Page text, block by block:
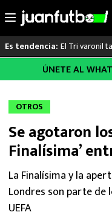
al
Es tendencia: El Tri varonil
LO ÚLTIMO
LIGA MX
RAYADOS
ATLANTE
ÚNETE AL
OTROS
Se agotaron
Finalísima’
La Finalísima y la
Londres son parte de
UEFA